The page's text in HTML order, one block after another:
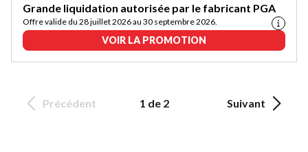
Grande liquidation autorisée par le fabricant PGA
Offre valide du 28 juillet 2026 au 30 septembre 2026.
VOIR LA PROMOTION
Précédent 1 de 2 Suivant